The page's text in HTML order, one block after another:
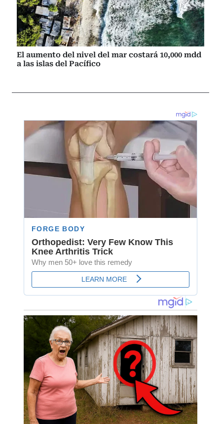
El aumento del nivel del mar costará 10,000 mdd
a las islas del Pacífico